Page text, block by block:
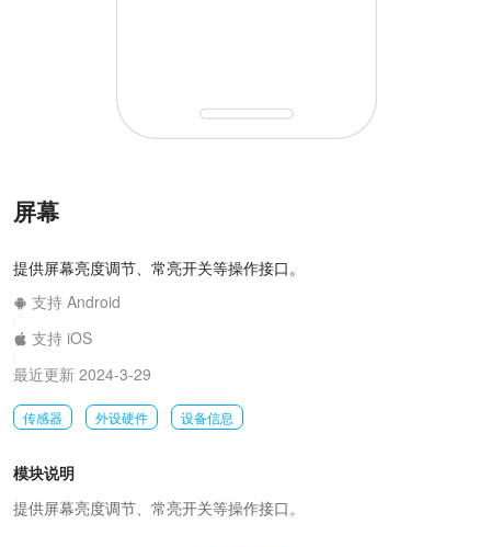
屏幕
提供屏幕亮度调节、常亮开关等操作接口。
支持 Android
支持 iOS
最近更新 2024-3-29
传感器 外设硬件 设备信息
模块说明
提供屏幕亮度调节、常亮开关等操作接口。